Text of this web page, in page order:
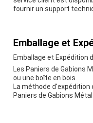
fournir un support
Emballage et
Emballage et Expédition
Les Paniers de Gabions
ou une boîte en bois.
La méthode
Paniers de Gabions